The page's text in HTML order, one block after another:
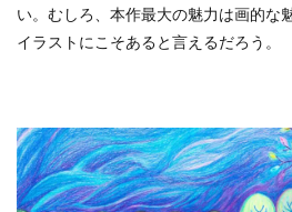
い。むしろ、本作最大の魅力は画的な
イラストにこそあると言えるだろう。